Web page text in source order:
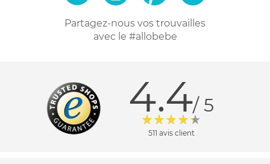
Partagez-nous vos trouvailles
avec le #allobebe
4.4/ 5
511 avis client